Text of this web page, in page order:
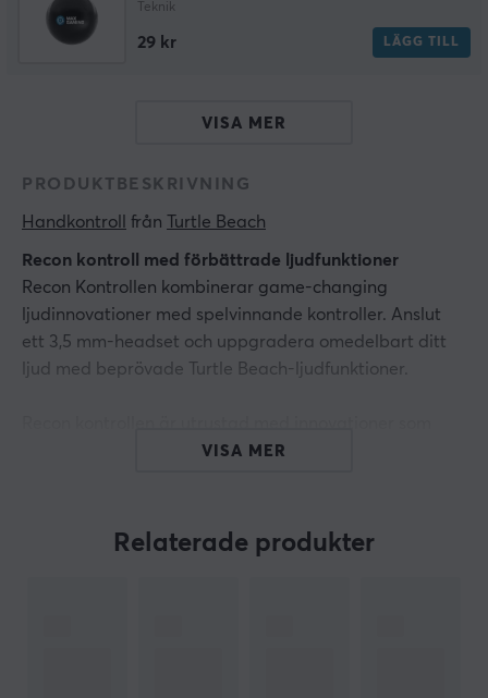
Teknik
29 kr LÄGG TILL
VISA MER
PRODUKTBESKRIVNING
Handkontroll från Turtle Beach
Recon kontroll med förbättrade ljudfunktioner
Recon Kontrollen kombinerar game-changing
ljudinnovationer med spelvinnande kontroller. Anslut
ett 3,5 mm-headset och uppgradera omedelbart ditt
ljud med beprövade Turtle Beach-ljudfunktioner.
Pro-Aim Focus-läge, ergonomiska cooling grips och
VISA MER
Relaterade produkter